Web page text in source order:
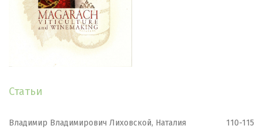
Статьи
Владимир Владимирович Лиховской, Наталия
110-115